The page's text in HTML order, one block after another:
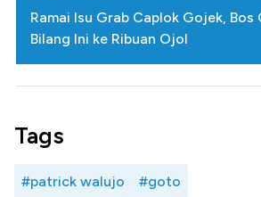
Ramai Isu Grab Caplok Gojek, Bos
Bilang Ini ke Ribuan Ojol
Tags
#patrick walujo #goto